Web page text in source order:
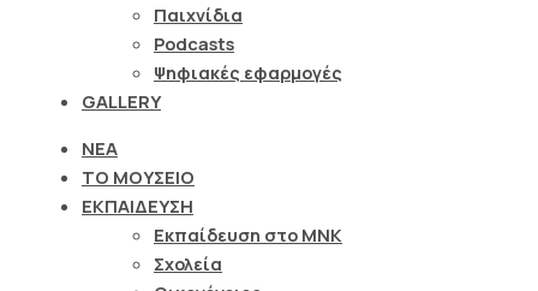
Παιχνίδια
Podcasts
Ψηφιακές εφαρμογές
GALLERY
ΝΕΑ
ΤΟ ΜΟΥΣΕΙΟ
ΕΚΠΑΙΔΕΥΣΗ
Εκπαίδευση στο ΜΝΚ
Σχολεία